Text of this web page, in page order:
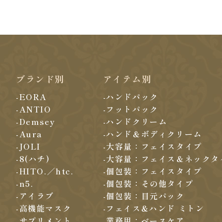
ブランド別
-EORA
-ANTIO
-Demsey
-Aura
-JOLI
-8(ハチ)
-HITO.／htc.
-n5.
-アイラブ
-高機能マスク
アイテム別
-ハンドパック
-フットパック
-ハンドクリーム
-ハンド＆ボディクリーム
-大容量：フェイスタイプ
-大容量：フェイス＆ネックタ
-個包装：フェイスタイプ
-個包装：その他タイプ
-個包装：目元パック
-フェイス&ハンド ミトン